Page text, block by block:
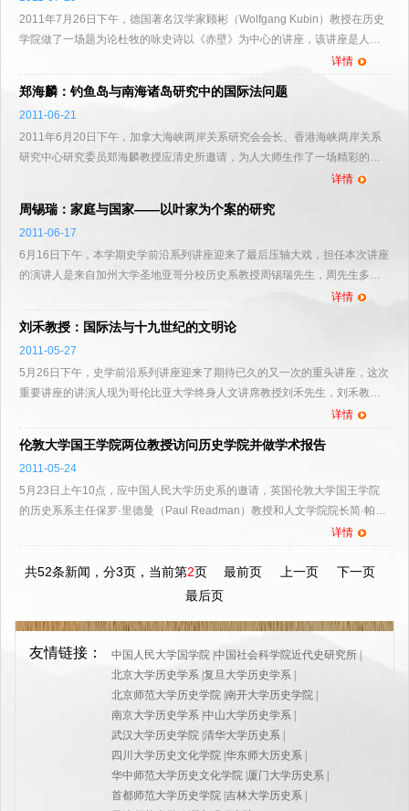
2011年7月26日下午，德国著名汉学家顾彬（Wolfgang Kubin）教授在历史
学院做了一场题为论杜牧的咏史诗以《赤壁》为中心的讲座，该讲座是人大
详情
郑海麟：钓鱼岛与南海诸岛研究中的国际法问题
2011-06-21
2011年6月20日下午，加拿大海峡两岸关系研究会会长、香港海峡两岸关系
研究中心研究委员郑海麟教授应清史所邀请，为人大师生作了一场精彩的报
告，郑教授的报告题目为钓鱼岛与南海诸岛研究中的国际法问题...详情
周锡瑞：家庭与国家——以叶家为个案的研究
2011-06-17
6月16日下午，本学期史学前沿系列讲座迎来了最后压轴大戏，担任本次讲座
的演讲人是来自加州大学圣地亚哥分校历史系教授周锡瑞先生，周先生多年
详情
刘禾教授：国际法与十九世纪的文明论
2011-05-27
5月26日下午，史学前沿系列讲座迎来了期待已久的又一次的重头讲座，这次
重要讲座的讲演人现为哥伦比亚大学终身人文讲席教授刘禾先生，刘禾教授
详情
伦敦大学国王学院两位教授访问历史学院并做学术报告
2011-05-24
5月23日上午10点，应中国人民大学历史系的邀请，英国伦敦大学国王学院
的历史系系主任保罗·里德曼（Paul Readman）教授和人文学院院长简·帕尔
详情
共52条新闻，分3页，当前第2页 最前页 上一页
下一页
最后页
友情链接： 中国人民大学国学院 中国社会科学院近代史研究所
北京大学历史学系 复旦大学历史学系
北京师范大学历史学院 南开大学历史学院
南京大学历史学系 中山大学历史学系
武汉大学历史学院 清华大学历史系
四川大学历史文化学院 华东师大历史系
华中师范大学历史文化学院 厦门大学历史系
首都师范大学历史学院 吉林大学历史系